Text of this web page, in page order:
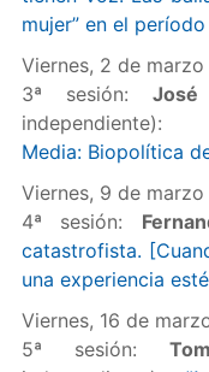
mujer” en el
Viernes, 2 de marzo
3ª sesión:
Media: Biopolítica
Viernes, 9 de marzo
4ª sesión:
catastrofista.
una experiencia
Viernes, 16 de
5ª sesión: